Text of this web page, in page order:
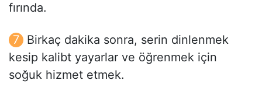
fırında.
Birkaç dakika sonra, serin dinlenmek
kesip kalibt yayarlar ve öğrenmek için
soğuk hizmet etmek.